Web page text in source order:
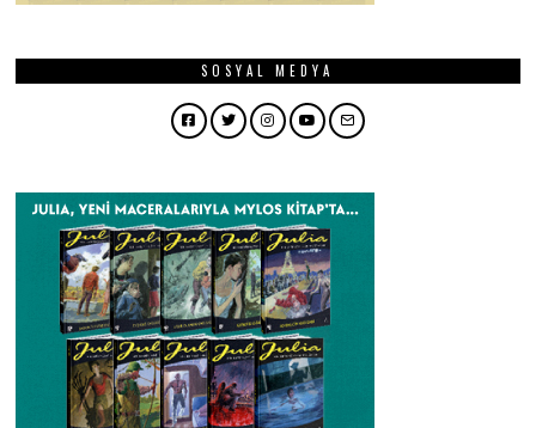
SOSYAL MEDYA
Facebook
TwitterInstagram
YouTubeEmail